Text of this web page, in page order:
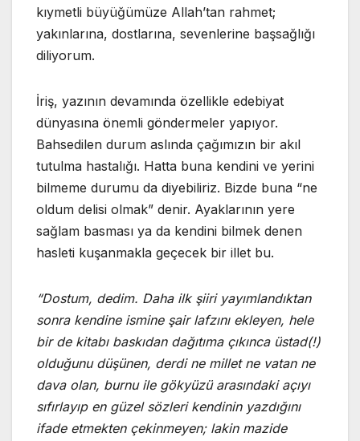
kıymetli büyüğümüze Allah’tan rahmet;
yakınlarına, dostlarına, sevenlerine başsağlığı
diliyorum.
İriş, yazının devamında özellikle edebiyat
dünyasına önemli göndermeler yapıyor.
Bahsedilen durum aslında çağımızın bir akıl
tutulma hastalığı. Hatta buna kendini ve yerini
bilmeme durumu da diyebiliriz. Bizde buna “ne
oldum delisi olmak” denir. Ayaklarının yere
sağlam basması ya da kendini bilmek denen
hasleti kuşanmakla geçecek bir illet bu.
“Dostum, dedim. Daha ilk şiiri yayımlandıktan
sonra kendine ismine şair lafzını ekleyen, hele
bir de kitabı baskıdan dağıtıma çıkınca üstad(!)
olduğunu düşünen, derdi ne millet ne vatan ne
dava olan, burnu ile gökyüzü arasındaki açıyı
sıfırlayıp en güzel sözleri kendinin yazdığını
ifade etmekten çekinmeyen; lakin mazide